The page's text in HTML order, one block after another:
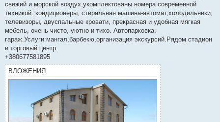
и
е
свежий и морской воздух,укомплектованы номера современной
техникой: кондиционеры, стиральная машина-автомат,холодильники,
телевизоры, двуспальные кровати, прекрасная и удобная мягкая
мебель, очень чисто, уютно и тихо. Автопарковка,
гараж.Услуги:мангал,барбекю,организация экскурсий.Рядом стадион
и торговый центр.
+380677581895
ВЛОЖЕНИЯ